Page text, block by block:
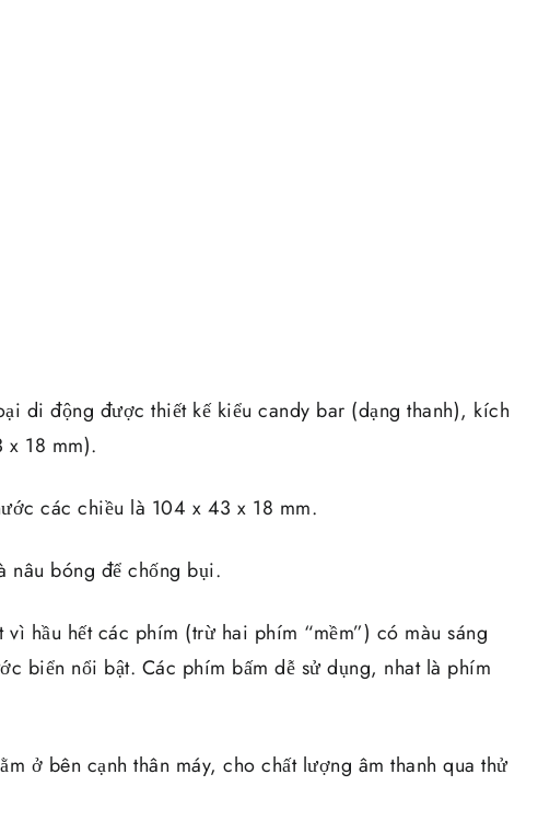
di động được thiết kế kiểu candy bar (dạng thanh), kích
x 18 mm).
các chiều là 104 x 43 x 18 mm.
nâu bóng để chống bụi.
hầu hết các phím (trừ hai phím “mềm”) có màu sáng
biển nổi bật. Các phím bấm dễ sử dụng, nhat là phím
ở bên cạnh thân máy, cho chất lượng âm thanh qua thử